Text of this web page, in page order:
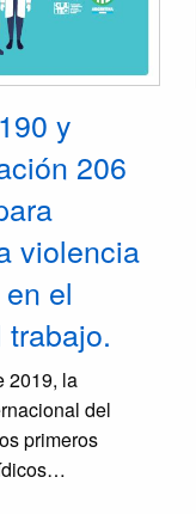
y
206
violencia
el
2019, la
del
primeros